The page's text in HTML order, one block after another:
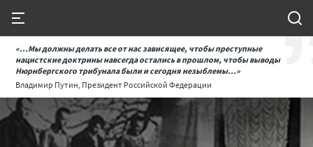
«...Мы должны делать все от нас зависящее, чтобы преступные
нацистские доктрины навсегда остались в прошлом, чтобы выводы
Нюрнбергского трибунала были и сегодня незыблемы...»
Владимир Путин, Президент Российской Федерации